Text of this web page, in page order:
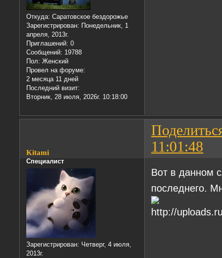
Откуда: Саратовское бездорожье
Зарегистрирован: Понедельник, 1
апреля, 2013г.
Приглашений: 0
Сообщений: 19788
Пол: Женский
Провел на форуме:
2 месяца 11 дней
Последний визит:
Вторник, 28 июля, 2026г. 10:18:00
11:01:48
Kitami
Специалист
Зарегистрирован: Четверг, 4 июля,
2013г.
Вот в данном
последнего.